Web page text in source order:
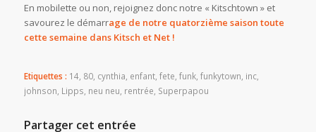
En mobilette ou non, rejoignez donc notre « Kitschtown » et
savourez le démarrage de notre quatorzième saison toute
cette semaine dans Kitsch et Net !
Etiquettes : 14, 80, cynthia enfant, fete funk, funkytown inc,
johnson Lipps neu neu rentrée Superpapou
Partager cet entrée